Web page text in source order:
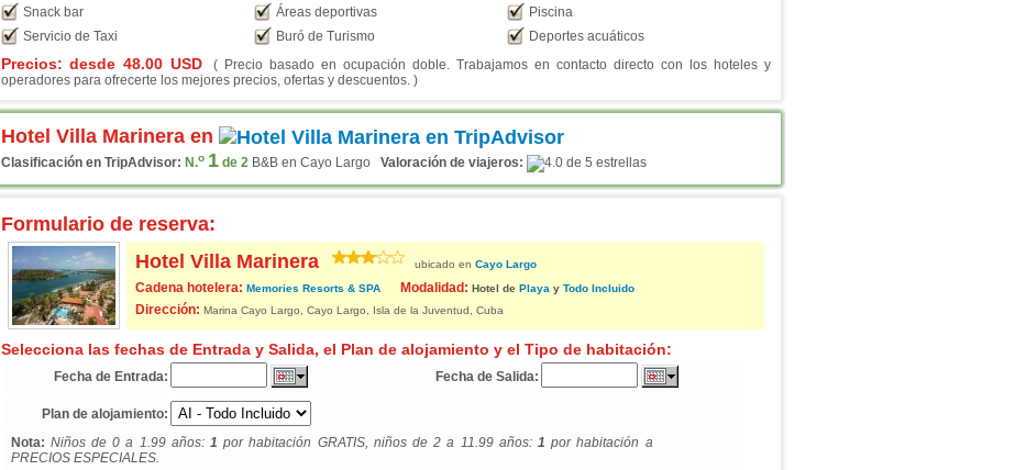
Snack bar
Áreas deportivas
Piscina
Servicio de Taxi
Buró de Turismo Deportes acuáticos
Precios: desde48.00 USD
( Precio basado en ocupación doble. Trabajamos en contacto directo con los hoteles y
operadores para ofrecerte los mejores precios, ofertas y descuentos. )
Hotel Villa Marinera en
Clasificación en TripAdvisor: N.o 1de 2 B&B en Cayo Largo Valoración de viajeros:
Formulario de reserva:
Hotel Villa Marinera
ubicado en Cayo Largo
Cadena hotelera: Memories Resorts & SPA Modalidad: Hotel de Playa y Todo Incluido
Dirección: Marina Cayo Largo, Cayo Largo, Isla de la Juventud, Cuba
Selecciona las fechas de Entrada y Salida, el Plan de alojamiento y el Tipo de habitación:
Fecha de Entrada: Fecha de Salida:
Plan de alojamiento:
Nota: Niños de 0 a 1.99 años: 1 por habitación GRATIS, niños de 2 a 11.99 años: 1 por habitación a
PRECIOS ESPECIALES.